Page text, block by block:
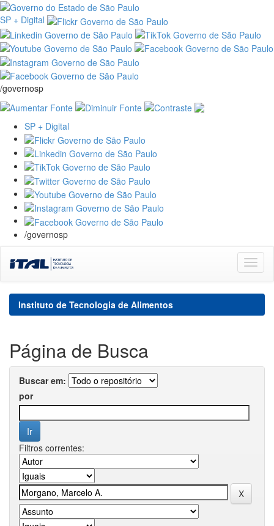
SP + Digital
/governosp
SP + Digital
/governosp
navigation
Instituto de Tecnologia de Alimentos
Página de Busca
Buscar em:
por
Filtros correntes: